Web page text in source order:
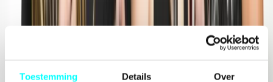
Toestemming Details Over